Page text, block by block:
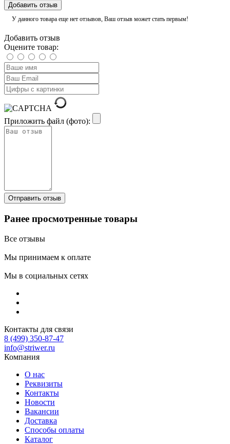
Добавить отзыв
У данного товара еще нет отзывов, Ваш отзыв может стать первым!
Добавить отзыв
Оцените товар:
Приложить файл (фото):
Ранее просмотренные товары
Все отзывы
Мы принимаем к оплате
Мы в социальных сетях
Контакты для связи
8 (499) 350-87-47
info@striwer.ru
Компания
О нас
Реквизиты
Контакты
Новости
Вакансии
Доставка
Способы оплаты
Каталог